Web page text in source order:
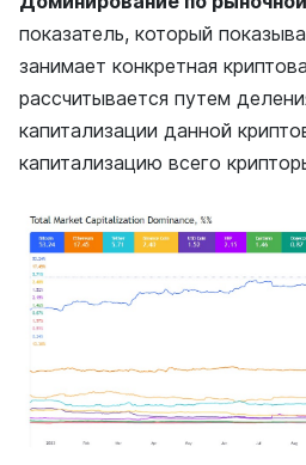
показатель, который
занимает конкретная
рассчитывается путем
капитализации данной
капитализацию всего